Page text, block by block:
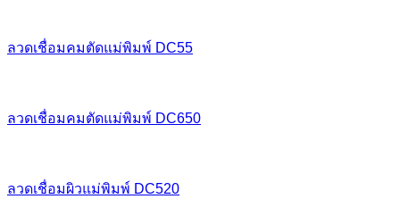
ลวดเชื่อมคมตัดแม่พิมพ์ DC55
ลวดเชื่อมคมตัดแม่พิมพ์ DC650
ลวดเชื่อมผิวแม่พิมพ์ DC520